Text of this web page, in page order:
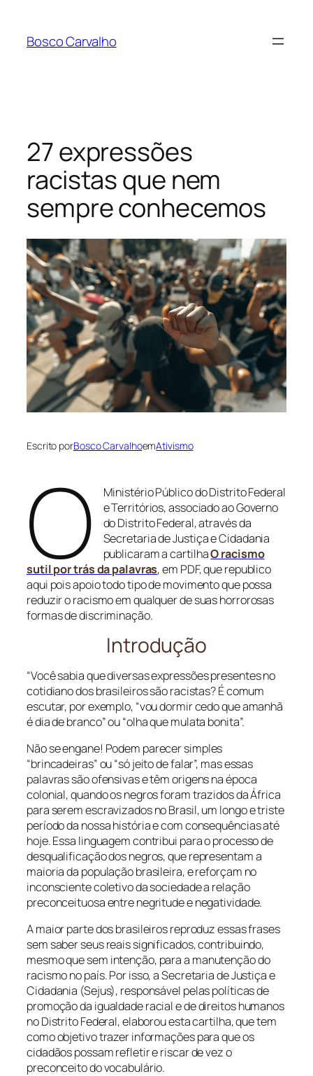
Bosco Carvalho
27 expressões
racistas que nem
sempre conhecemos
Escrito porBosco CarvalhoemAtivismo
O
Ministério Público do Distrito Federal
e Territórios, associado ao Governo
do Distrito Federal, através da
Secretaria de Justiça e Cidadania
publicaram a cartilhaO racismo
sutil por trás da palavras, em PDF, que republico
aqui pois apoio todo tipo de movimento que possa
reduzir o racismo em qualquer de suas horrorosas
formas de discriminação.
Introdução
“Você sabia que diversas expressões presentes no
cotidiano dos brasileiros são racistas? É comum
escutar, por exemplo, “vou dormir cedo que amanhã
é dia de branco” ou “olha que mulata bonita”.
Não se engane! Podem parecer simples
“brincadeiras” ou “só jeito de falar”, mas essas
palavras são ofensivas e têm origens na época
colonial, quando os negros foram trazidos da África
para serem escravizados no Brasil, um longo e triste
período da nossa história e com consequências até
hoje. Essa linguagem contribui para o processo de
desqualificação dos negros, que representam a
maioria da população brasileira, e reforçam no
inconsciente coletivo da sociedade a relação
preconceituosa entre negritude e negatividade.
A maior parte dos brasileiros reproduz essas frases
sem saber seus reais significados, contribuindo,
mesmo que sem intenção, para a manutenção do
racismo no país. Por isso, a Secretaria de Justiça e
Cidadania (Sejus), responsável pelas políticas de
promoção da igualdade racial e de direitos humanos
no Distrito Federal, elaborou esta cartilha, que tem
como objetivo trazer informações para que os
cidadãos possam refletir e riscar de vez o
preconceito do vocabulário.